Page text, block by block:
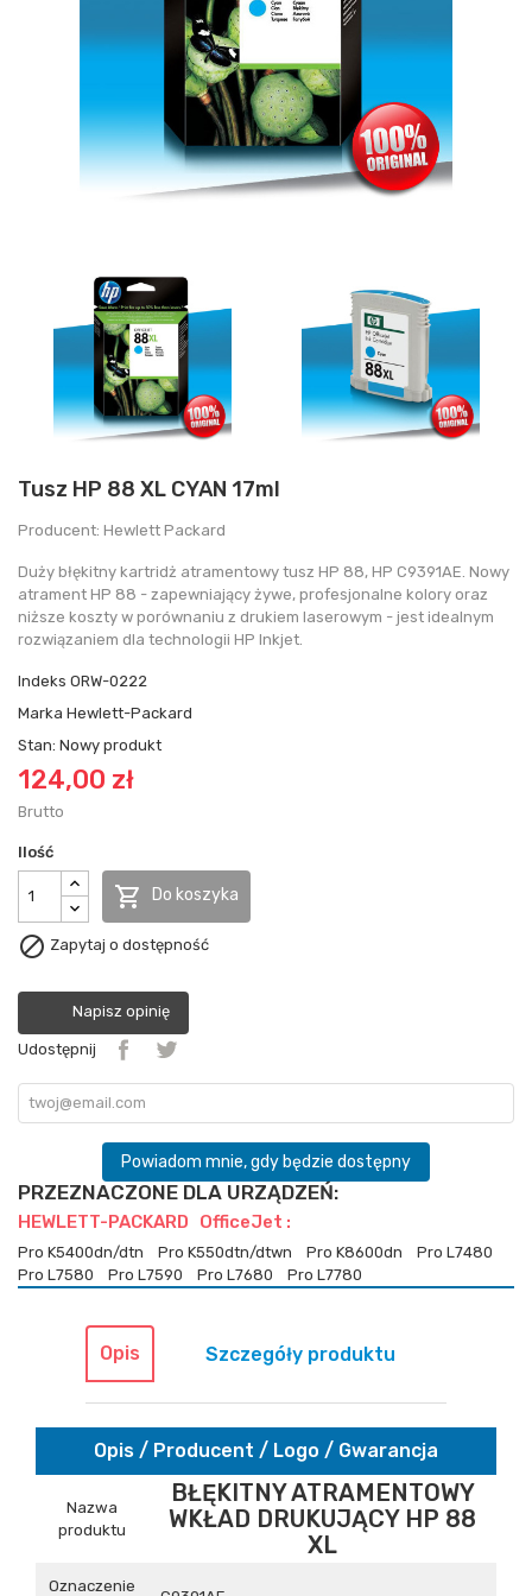
Tusz HP 88 XL CYAN 17ml
Producent: Hewlett Packard
Duży błękitny kartridż atramentowy tusz HP 88, HP C9391AE. Nowy
atrament HP 88 - zapewniający żywe, profesjonalne kolory oraz
niższe koszty w porównaniu z drukiem laserowym - jest idealnym
rozwiązaniem dla technologii HP Inkjet.
Indeks ORW-0222
Marka Hewlett-Packard
Stan: Nowy produkt
124,00 zł
Brutto
Ilość
 Do koszyka
 Zapytaj o dostępność
Napisz opinię
Udostępnij
Powiadom mnie, gdy będzie dostępny
PRZEZNACZONE DLA URZĄDZEŃ:
HEWLETT-PACKARD OfficeJet :
Pro K5400dn/dtn Pro K550dtn/dtwn Pro K8600dn
Pro L7480
Pro L7580
Pro L7590 Pro L7680 Pro L7780
Opis Szczegóły produktu
Opis / Producent / Logo / Gwarancja
Nazwa
produktu
BŁĘKITNY ATRAMENTOWY
WKŁAD DRUKUJĄCY HP 88
XL
Oznaczenie